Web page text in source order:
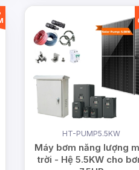
HT-PUMP5.5KW
Máy bơm năng lượng
trời - Hệ 5.5KW cho